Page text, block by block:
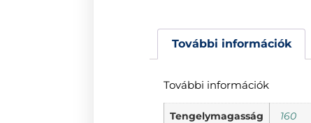
További információk
További információk
Tengelymagasság
160